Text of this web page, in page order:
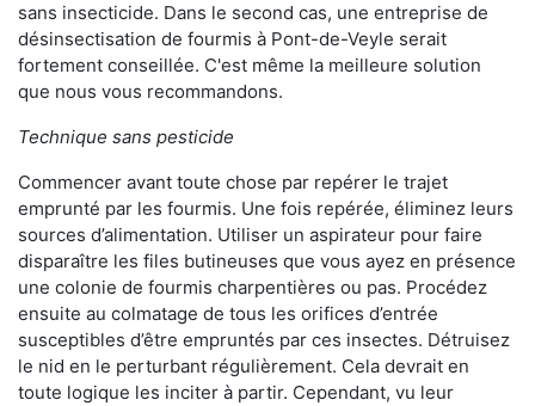
sans insecticide. Dans le second cas, une entreprise de
désinsectisation de fourmis à Pont-de-Veyle serait
fortement conseillée. C'est même la meilleure solution
que nous vous recommandons.
Technique sans pesticide
Commencer avant toute chose par repérer le trajet
emprunté par les fourmis. Une fois repérée, éliminez leurs
sources d’alimentation. Utiliser un aspirateur pour faire
disparaître les files butineuses que vous ayez en présence
une colonie de fourmis charpentières ou pas. Procédez
ensuite au colmatage de tous les orifices d’entrée
susceptibles d’être empruntés par ces insectes. Détruisez
le nid en le perturbant régulièrement. Cela devrait en
toute logique les inciter à partir. Cependant, vu leur